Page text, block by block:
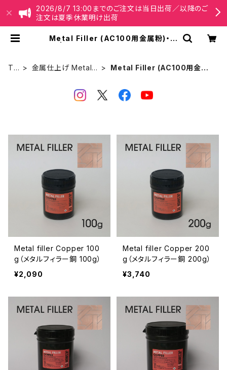
2026/8/7 13:00までのご注文は当日出荷／以降のご
注文は夏季休業明け出荷
Metal Filler (AC100用金属粉)・鉄
TO
金属仕上げ Metal F
Metal Filler (AC100用金属
Metal filler Copper 100
g（メタルフィラー銅 100g）
¥2,090
Metal filler Copper 200
g（メタルフィラー銅 200g）
¥3,740